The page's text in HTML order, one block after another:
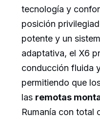
tecnología y
posición
potente y un
adaptativa, el X6
conducción fluida
permitiendo que
las remotas
Rumanía con total